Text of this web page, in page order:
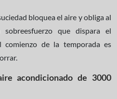
bloquea el aire y obliga al
que dispara el
comienzo de la temporada es
acondicionado de 3000